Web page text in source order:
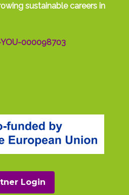
sustainable careers in
000098703
Login